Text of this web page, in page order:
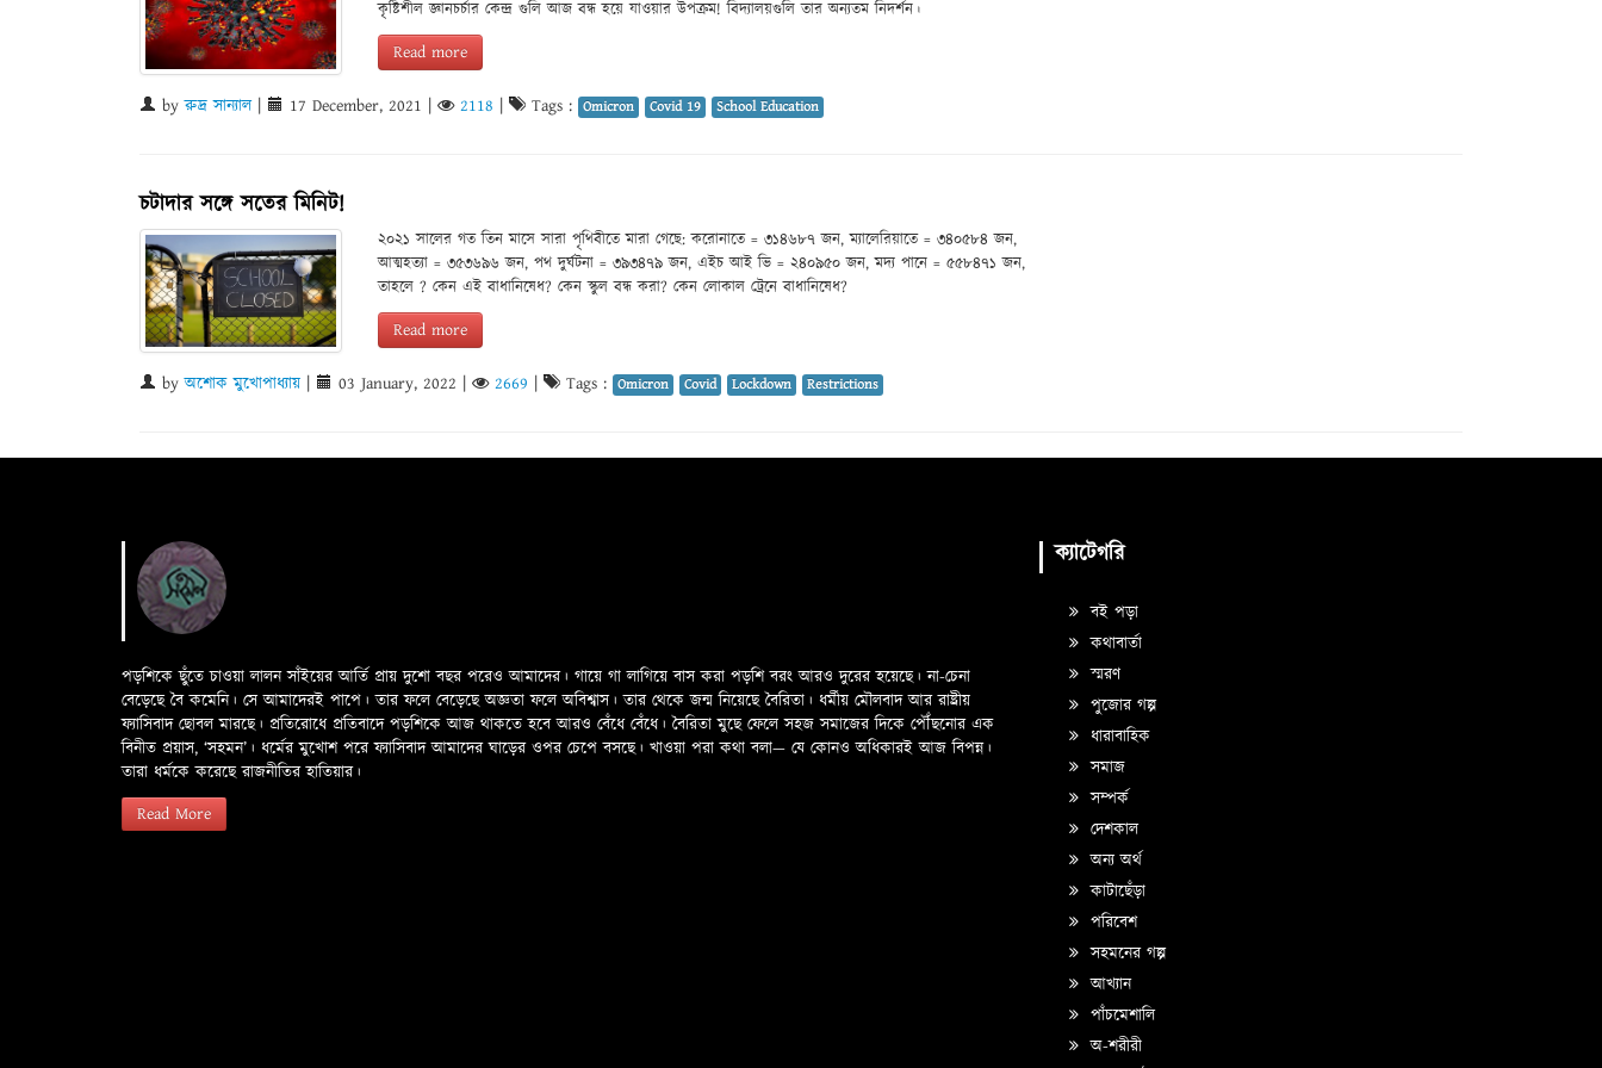
কৃষ্টিশীল জ্ঞানচর্চার কেন্দ্র গুলি আজ বন্ধ হয়ে যাওয়ার উপক্রম! বিদ্যালয়গুলি তার অন্যতম নিদর্শন।
Read more
byরুদ্র সান্যাল| 17 December, 2021 2118 Tags : Omicron Covid 19 School Education
চটাদার সঙ্গে সতের মিনিট!
২০২১ সালের গত তিন মাসে সারা পৃথিবীতে মারা গেছে: করোনাতে = ৩১৪৬৮৭ জন, ম্যালেরিয়াতে = ৩৪০৫৮৪ জন,
আত্মহত্যা = ৩৫৩৬৯৬ জন, পথ দুর্ঘটনা = ৩৯৩৪৭৯ জন, এইচ আই ভি = ২৪০৯৫০ জন, মদ্য পানে = ৫৫৮৪৭১ জন,
তাহলে ? কেন এই বাধানিষেধ? কেন স্কুল বন্ধ করা? কেন লোকাল ট্রেনে বাধানিষেধ?
Read more
byঅশোক মুখোপাধ্যায় 03 January, 2022 2669 Tags : Omicron Covid Lockdown Restrictions
পড়শিকে ছুঁতে চাওয়া লালন সাঁইয়ের আর্তি প্রায় দুশো বছর পরেও আমাদের। গায়ে গা লাগিয়ে বাস করা পড়শি বরং আরও দুরের হয়েছে। না-চেনা
বেড়েছে বৈ কমেনি। সে আমাদেরই পাপে। তার ফলে বেড়েছে অজ্ঞতা ফলে অবিশ্বাস। তার থেকে জন্ম নিয়েছে বৈরিতা। ধর্মীয় মৌলবাদ আর রাষ্ট্রীয়
ফ্যাসিবাদ ছোবল মারছে। প্রতিরোধে প্রতিবাদে পড়শিকে আজ থাকতে হবে আরও বেঁধে বেঁধে। বৈরিতা মুছে ফেলে সহজ সমাজের দিকে পৌঁছনোর এক
বিনীত প্রয়াস, ‘সহমন’। ধর্মের মুখোশ পরে ফ্যাসিবাদ আমাদের ঘাড়ের ওপর চেপে বসছে। খাওয়া পরা কথা বলা—­­ যে কোনও অধিকারই আজ বিপন্ন।
তারা ধর্মকে করেছে রাজনীতির হাতিয়ার।
Read More
ক্যাটেগরি
বই পড়া
কথাবার্তা
স্মরণ
পুজোর গল্প
ধারাবাহিক
সমাজ
সম্পর্ক
দেশকাল
অন্য অর্থ
কাটাছেঁড়া
পরিবেশ
সহমনের গল্প
আখ্যান
পাঁচমেশালি
অ-শরীরী